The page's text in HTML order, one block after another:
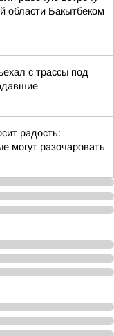
области Бакытбеком
с трассы под
радость:
могут разочаровать